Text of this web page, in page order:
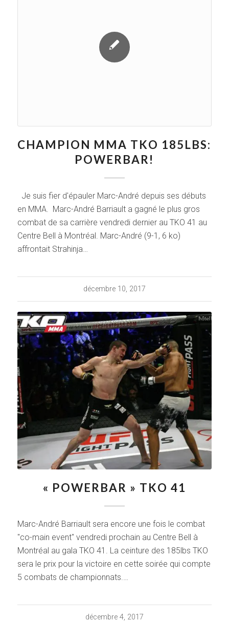
CHAMPION MMA TKO 185LBS:
POWERBAR!
Je suis fier d'épauler Marc-André depuis ses débuts
en MMA. Marc-André Barriault a gagné le plus gros
combat de sa carrière vendredi dernier au TKO 41 au
Centre Bell à Montréal. Marc-André (9-1, 6 ko)
affrontait Strahinja…
décembre 10, 2017
« POWERBAR » TKO 41
Marc-André Barriault sera encore une fois le combat
"co-main event" vendredi prochain au Centre Bell à
Montréal au gala TKO 41. La ceinture des 185lbs TKO
sera le prix pour la victoire en cette soirée qui compte
5 combats de championnats.…
décembre 4, 2017